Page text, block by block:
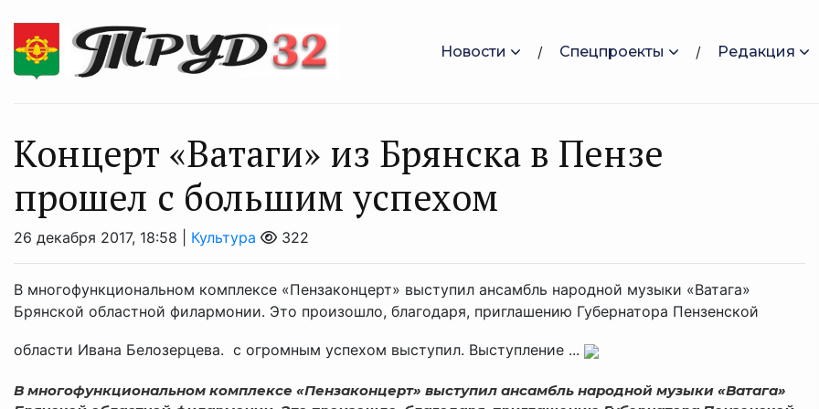
Новости Спецпроекты Редакция
Концерт «Ватаги» из Брянска в Пензе
прошел с большим успехом
26 декабря 2017, 18:58 | Культура 322
В многофункциональном комплексе «Пензаконцерт» выступил ансамбль народной музыки «Ватага»
Брянской областной филармонии. Это произошло, благодаря, приглашению Губернатора Пензенской
области Ивана Белозерцева. с огромным успехом выступил. Выступление ...
В многофункциональном комплексе «Пензаконцерт» выступил ансамбль народной музыки «Ватага»